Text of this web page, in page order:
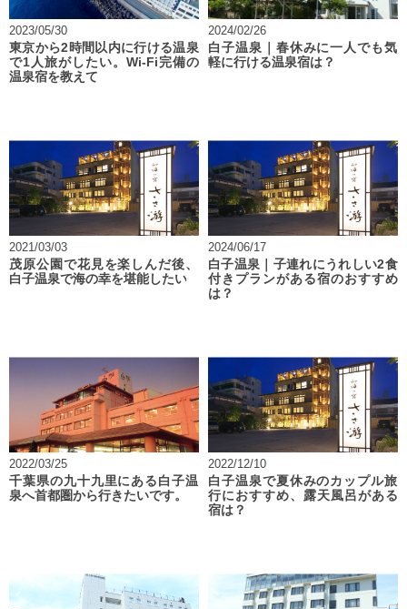
2023/05/30
東京から2時間以内に行ける温泉
で1人旅がしたい。Wi-Fi完備の
温泉宿を教えて
2024/02/26
白子温泉｜春休みに一人でも気
軽に行ける温泉宿は？
2021/03/03
茂原公園で花見を楽しんだ後、
白子温泉で海の幸を堪能したい
2024/06/17
白子温泉｜子連れにうれしい2食
付きプランがある宿のおすすめ
は？
2022/03/25
千葉県の九十九里にある白子温
泉へ首都圏から行きたいです。
2022/12/10
白子温泉で夏休みのカップル旅
行におすすめ、露天風呂がある
宿は？